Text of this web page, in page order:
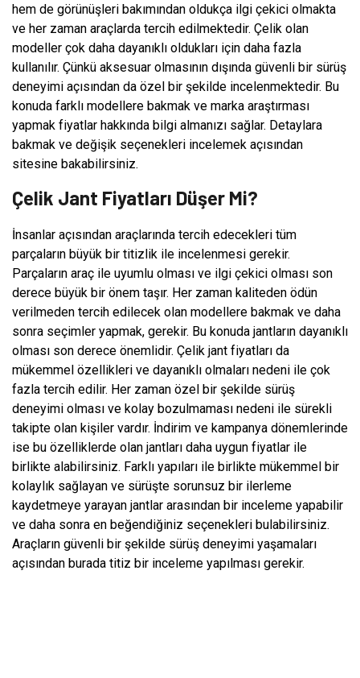
hem de görünüşleri bakımından oldukça ilgi çekici olmakta
ve her zaman araçlarda tercih edilmektedir. Çelik olan
modeller çok daha dayanıklı oldukları için daha fazla
kullanılır. Çünkü aksesuar olmasının dışında güvenli bir sürüş
deneyimi açısından da özel bir şekilde incelenmektedir. Bu
konuda farklı modellere bakmak ve marka araştırması
yapmak fiyatlar hakkında bilgi almanızı sağlar. Detaylara
bakmak ve değişik seçenekleri incelemek açısından
sitesine bakabilirsiniz.
Çelik Jant Fiyatları Düşer Mi?
İnsanlar açısından araçlarında tercih edecekleri tüm
parçaların büyük bir titizlik ile incelenmesi gerekir.
Parçaların araç ile uyumlu olması ve ilgi çekici olması son
derece büyük bir önem taşır. Her zaman kaliteden ödün
verilmeden tercih edilecek olan modellere bakmak ve daha
sonra seçimler yapmak, gerekir. Bu konuda jantların dayanıklı
olması son derece önemlidir. Çelik jant fiyatları da
mükemmel özellikleri ve dayanıklı olmaları nedeni ile çok
fazla tercih edilir. Her zaman özel bir şekilde sürüş
deneyimi olması ve kolay bozulmaması nedeni ile sürekli
takipte olan kişiler vardır. İndirim ve kampanya dönemlerinde
ise bu özelliklerde olan jantları daha uygun fiyatlar ile
birlikte alabilirsiniz. Farklı yapıları ile birlikte mükemmel bir
kolaylık sağlayan ve sürüşte sorunsuz bir ilerleme
kaydetmeye yarayan jantlar arasından bir inceleme yapabilir
ve daha sonra en beğendiğiniz seçenekleri bulabilirsiniz.
Araçların güvenli bir şekilde sürüş deneyimi yaşamaları
açısından burada titiz bir inceleme yapılması gerekir.